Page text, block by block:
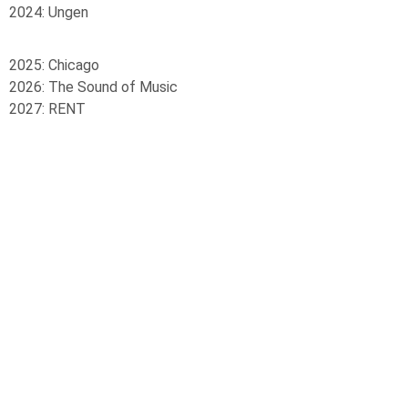
2024: Ungen
2025: Chicago
2026: The Sound of Music
2027: RENT